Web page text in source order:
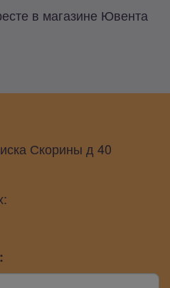
в магазине Ювента
Скорины д 40